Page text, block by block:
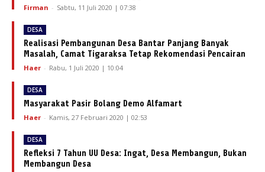
Firman - Sabtu, 11 Juli 2020 | 07:38
DESA
Realisasi Pembangunan Desa Bantar Panjang Banyak
Masalah, Camat Tigaraksa Tetap Rekomendasi Pencairan
Haer - Rabu, 1 Juli 2020 | 10:04
DESA
Masyarakat Pasir Bolang Demo Alfamart
Haer - Kamis, 27 Februari 2020 | 02:53
DESA
Refleksi 7 Tahun UU Desa: Ingat, Desa Membangun, Bukan
Membangun Desa